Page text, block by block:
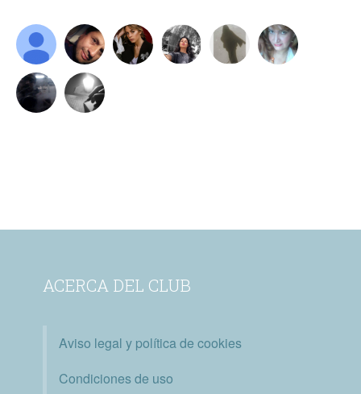
ACERCA DEL CLUB
Aviso legal y política de cookies
Condiciones de uso